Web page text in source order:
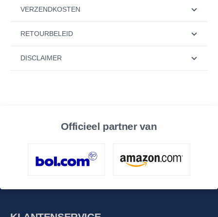
VERZENDKOSTEN
RETOURBELEID
DISCLAIMER
Officieel partner van